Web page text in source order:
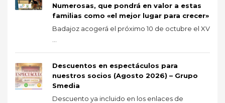
Numerosas, que pondrá en valor a estas
familias como «el mejor lugar para crecer»
Badajoz acogerá el próximo 10 de octubre el XV
Descuentos en espectáculos para
nuestros socios (Agosto 2026) – Grupo
Smedia
Descuento ya incluido en los enlaces de